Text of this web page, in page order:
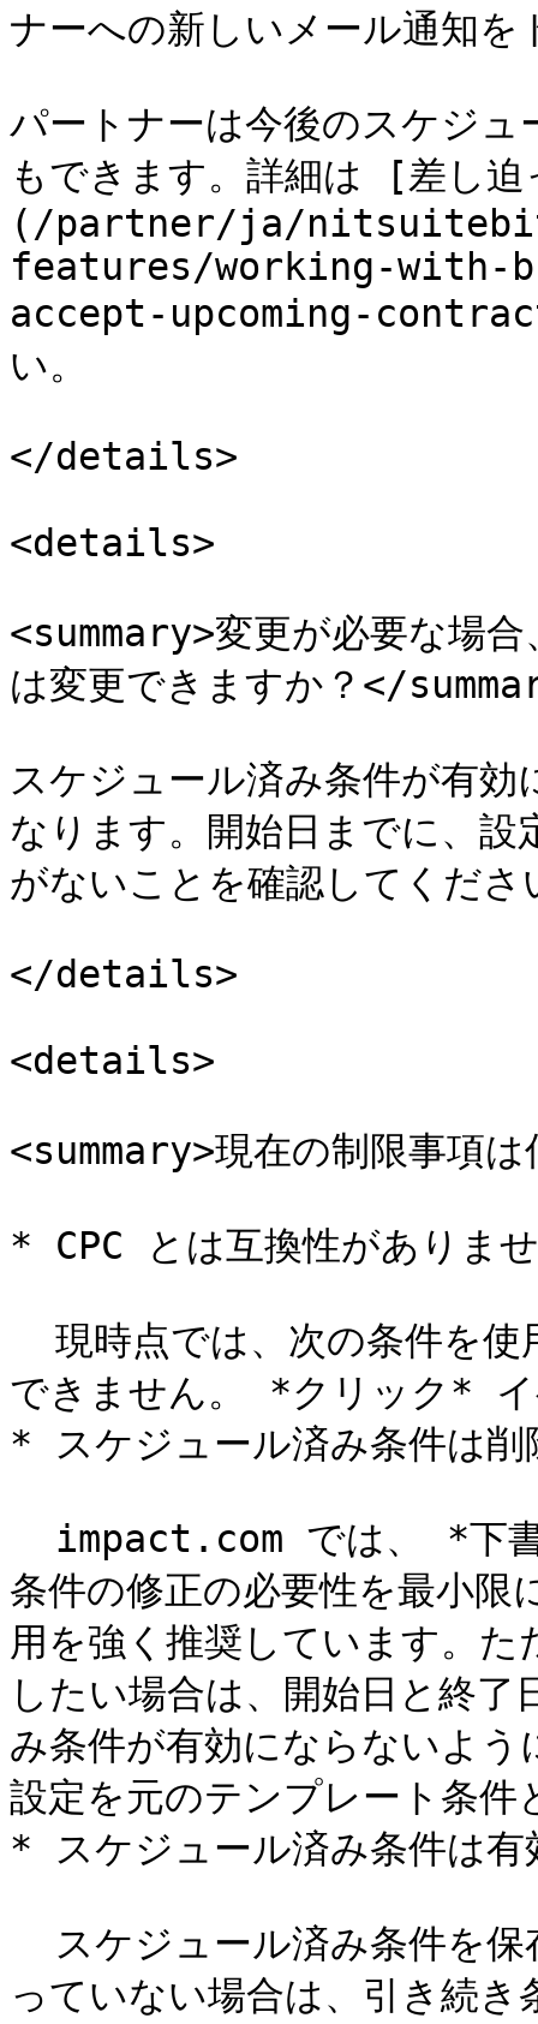
ナーへの新しいメール通知を
パートナーは今後のスケジ
もできます。詳細は [差し
(/partner/ja/
features/working-with-
accept-upcoming-
い。
</details>
<details>
<summary>変更が必要な場
は変更できますか？</
スケジュール済み条件が有
なります。開始日までに、
がないことを確認してくださ
</details>
<details>
<summary>現在の制限事項
* CPC とは互換性がありま
できません。 *クリック* イ
* スケジュール済み条件は削
条件の修正の必要性を最小
用を強く推奨しています。
したい場合は、開始日と終
み条件が有効にならないよ
設定を元のテンプレート条
* スケジュール済み条件は有
っていない場合は、引き続